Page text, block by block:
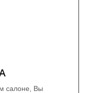
салоне, Вы